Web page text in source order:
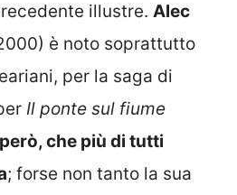
illustre. Alec
è noto soprattutto
per la saga di
Il ponte sul fiume
però, che più di tutti
; forse non tanto la sua